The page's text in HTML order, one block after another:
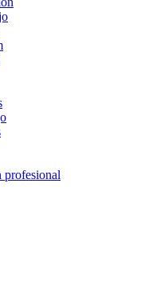
profesional